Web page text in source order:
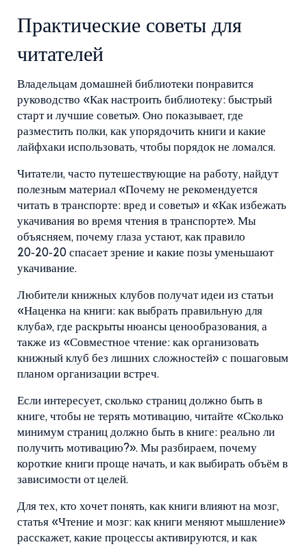
Практические советы для
читателей
Владельцам домашней библиотеки понравится
руководство «Как настроить библиотеку: быстрый
старт и лучшие советы». Оно показывает, где
разместить полки, как упорядочить книги и какие
лайфхаки использовать, чтобы порядок не ломался.
Читатели, часто путешествующие на работу, найдут
полезным материал «Почему не рекомендуется
читать в транспорте: вред и советы» и «Как избежать
укачивания во время чтения в транспорте». Мы
объясняем, почему глаза устают, как правило
20‑20‑20 спасает зрение и какие позы уменьшают
укачивание.
Любители книжных клубов получат идеи из статьи
«Наценка на книги: как выбрать правильную для
клуба», где раскрыты нюансы ценообразования, а
также из «Совместное чтение: как организовать
книжный клуб без лишних сложностей» с пошаговым
планом организации встреч.
Если интересует, сколько страниц должно быть в
книге, чтобы не терять мотивацию, читайте «Сколько
минимум страниц должно быть в книге: реально ли
получить мотивацию?». Мы разбираем, почему
короткие книги проще начать, и как выбирать объём в
зависимости от целей.
Для тех, кто хочет понять, как книги влияют на мозг,
статья «Чтение и мозг: как книги меняют мышление»
расскажет, какие процессы активируются, и как